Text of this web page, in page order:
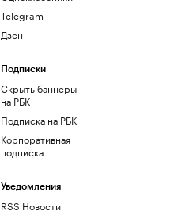
Telegram
Дзен
Подписки
Скрыть баннеры
на РБК
Подписка на РБК
Корпоративная
подписка
Уведомления
RSS Новости